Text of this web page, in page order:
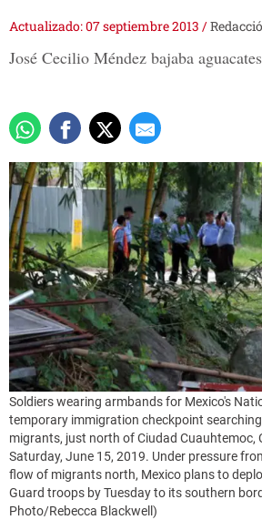
Actualizado: 07 septiembre 2013 /
José Cecilio Méndez bajaba
Soldiers wearing armbands for Mexico's
temporary immigration checkpoint
migrants, just north of Ciudad Cuauhtemoc,
Saturday, June 15, 2019. Under pressure
flow of migrants north, Mexico plans to
Guard troops by Tuesday to its southern
Photo/Rebecca Blackwell)